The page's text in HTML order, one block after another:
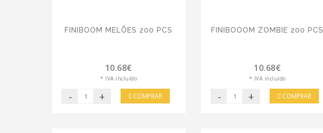
FINIBOOM MELÕES 200 PCS
10.68€
* IVA incluído
- + COMPRAR
FINIBOOOM ZOMBIE 200 PCS
10.68€
* IVA incluído
- + COMPRAR